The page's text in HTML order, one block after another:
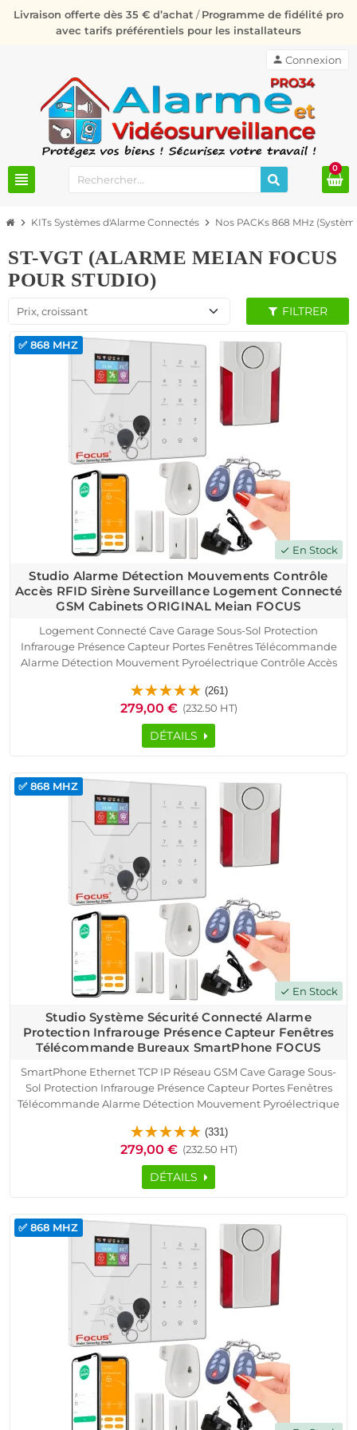
Livraison offerte dès 35 € d’achat /Programme de fidélité pro
avec tarifs préférentiels pour les installateurs
view_headline
person Connexion
0
chevron_right KITs Systèmes d'Alarme Connectés chevron_right Nos PACKs 868 MHz
ST-VGT (ALARME MEIAN FOCUS
POUR STUDIO)
Prix, croissant FILTRER
check En Stock
✅ 868 MHZ
Studio Alarme Détection Mouvements Contrôle
Accès RFID Sirène Surveillance Logement Connecté
GSM Cabinets ORIGINAL Meian FOCUS
Logement Connecté Cave Garage Sous-Sol Protection
Infrarouge Présence Capteur Portes Fenêtres Télécommande
Alarme Détection Mouvement Pyroélectrique Contrôle Accès
Détecteur Ouverture Sirène
(261)
279,00 € (232.50 HT)
DÉTAILS
check En Stock
✅ 868 MHZ
Studio Système Sécurité Connecté Alarme
Protection Infrarouge Présence Capteur Fenêtres
Télécommande Bureaux SmartPhone FOCUS
SmartPhone Ethernet TCP IP Réseau GSM Cave Garage Sous-
Sol Protection Infrarouge Présence Capteur Portes Fenêtres
Télécommande Alarme Détection Mouvement Pyroélectrique
Sirène Logement Connecté
(331)
279,00 € (232.50 HT)
DÉTAILS
✅ 868 MHZ